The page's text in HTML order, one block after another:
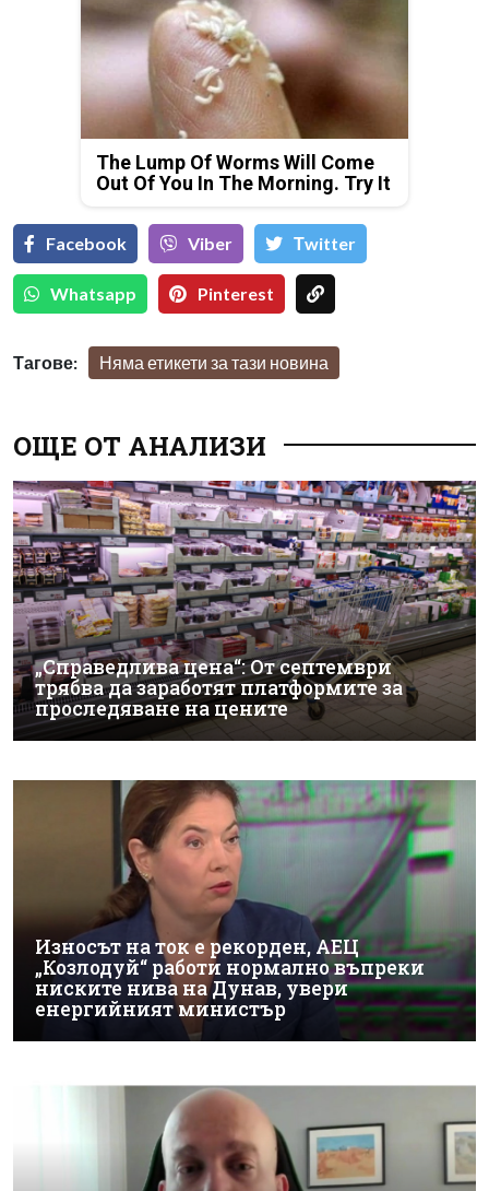
The Lump Of Worms Will Come
Out Of You In The Morning. Try It
Facebook Viber Тwitter
Whatsapp Pinterest
Тагове: Няма етикети за тази новина
ОЩЕ ОТ АНАЛИЗИ
„Справедлива цена“: От септември
трябва да заработят платформите за
проследяване на цените
Износът на ток е рекорден, АЕЦ
„Козлодуй“ работи нормално въпреки
ниските нива на Дунав, увери
енергийният министър